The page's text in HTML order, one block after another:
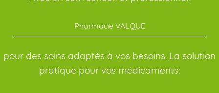
Pharmacie VALQUE
pour des soins adaptés à vos besoins. La solution
pratique pour vos médicaments: